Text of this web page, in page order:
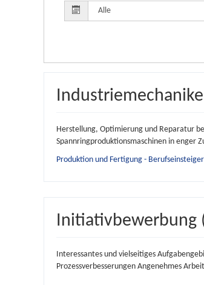
Herstellung, Optimierung und Reparatur
Spannringproduktionsmaschinen in enger
Produktion und Fertigung -
Initiativbewerbung
Interessantes und vielseitiges
Prozessverbesserungen Angenehmes